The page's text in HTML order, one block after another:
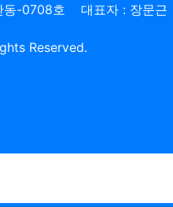
동-0708호
대표자 : 장문근
Reserved.